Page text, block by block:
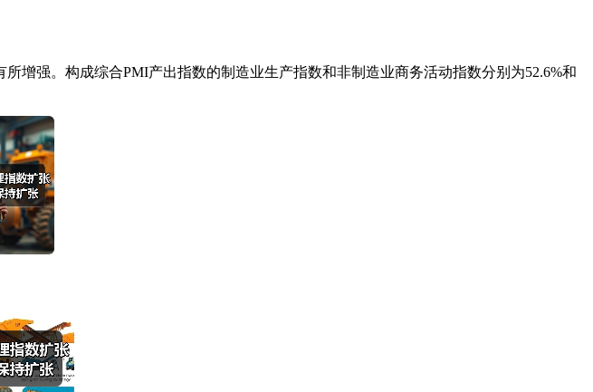
强。构成综合PMI产出指数的制造业生产指数和非制造业商务活动指数分别为52.6%和